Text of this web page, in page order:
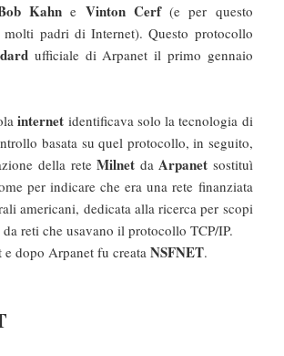
Kahn e Vinton Cerf(e per questo
padri di Internet). Questo protocollo
ufficiale di Arpanet il primo gennaio
internet identificava solo la tecnologia di
basata su quel protocollo, in seguito,
della reteMilnet daArpanet sostituì
per indicare che era una rete finanziata
americani, dedicata alla ricerca per scopi
reti che usavano il protocollo TCP/IP.
e dopo Arpanet fu creataNSFNET.